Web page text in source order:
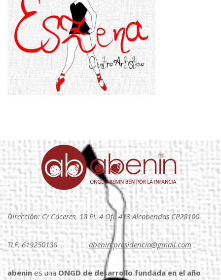
Dirección: C/ Cáceres, 18 Pl. 4 Ofi. 413 Alcobendas CP28100
TLF: 619250138 abenin.presidencia@gmail.com
abenines una ONGD de desarrollo fundada en el año